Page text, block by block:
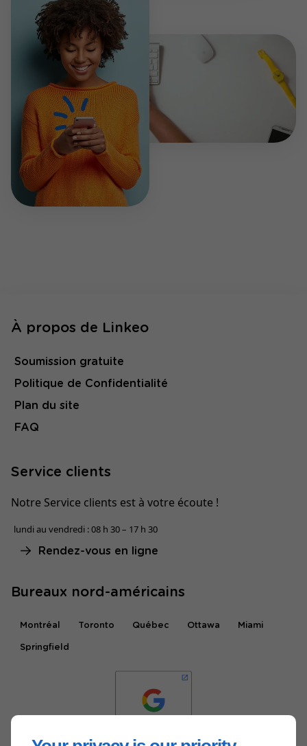
À propos de Linkeo
Soumission gratuite
Politique de Confidentialité
Plan du site
FAQ
Service clients
Notre Service clients est à votre écoute !
lundi au vendredi : 08 h 30 – 17 h 30
Rendez-vous en ligne
Bureaux nord-américains
Montréal Toronto Québec Ottawa Miami
Springfield